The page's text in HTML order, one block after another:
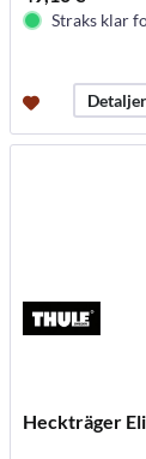
Straks klar
Detaljer
Heckträger